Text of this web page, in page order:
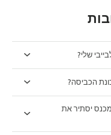
שלי?
הכביסה?
יסתיר את